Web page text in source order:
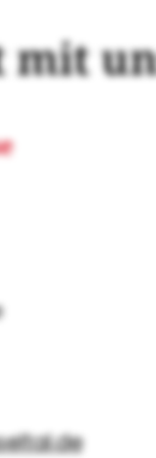
mit